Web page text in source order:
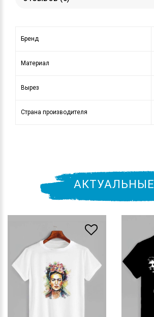
Бренд
Материал
Вырез
Страна производителя
АКТУАЛЬНЫЕ